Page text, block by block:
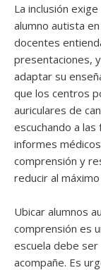
La inclusión
alumno autista
docentes
presentaciones,
adaptar su
que los centros
auriculares de
escuchando a
informes
comprensión y
reducir al
Ubicar alumnos
comprensión es
escuela debe
acompañe. Es